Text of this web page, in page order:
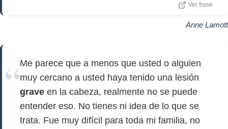
Ver frase
Anne Lamott
Me parece que a menos que usted o alguien
muy cercano a usted haya tenido una lesión
grave en la cabeza, realmente no se puede
entender eso. No tienes ni idea de lo que se
trata. Fue muy difícil para toda mi familia, no